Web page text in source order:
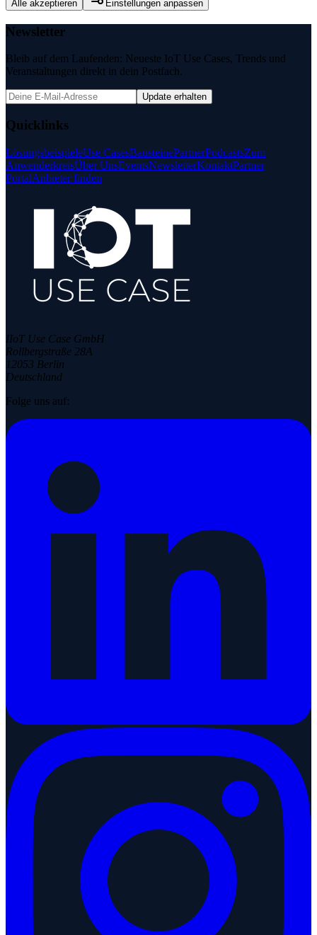
Alle akzeptieren Einstellungen anpassen
Newsletter
Bleib auf dem Laufenden: Neueste IoT Use Cases, Trends und
Veranstaltungen direkt in dein Postfach.
Update erhalten
Quicklinks
LösungsbeispieleUse CasesBausteinePartnerPodcastsZum
AnwenderkreisÜber UnsEventsNewsletterKontaktPartner
PortalAnbieter finden
IIoT Use Case GmbH
Rollbergstraße 28A
12053 Berlin
Deutschland
Folge uns auf: